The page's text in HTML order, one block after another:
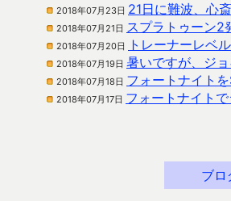
2018年07月23日 21日に難波、心
2018年07月21日 スプラトゥーン2
2018年07月20日 トレーナーレベ
2018年07月19日 暑いですが、ジ
2018年07月18日 フォートナイト
2018年07月17日 フォートナイト
ブロ